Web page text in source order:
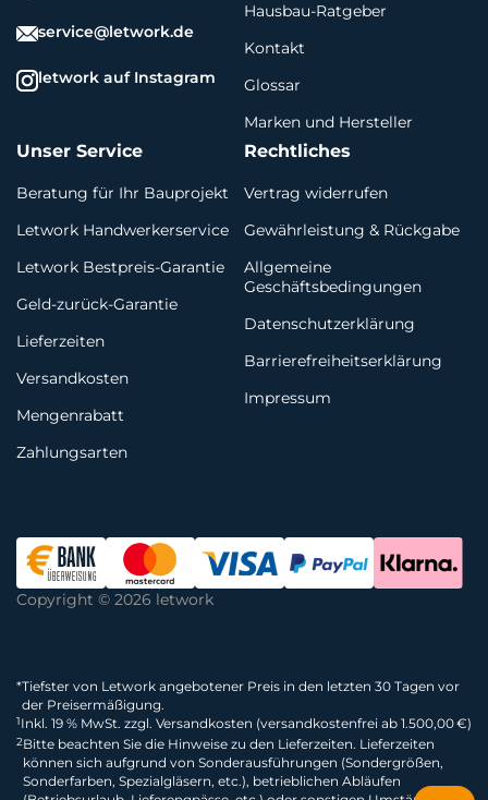
service@letwork.de
letwork auf Instagram
Hausbau-Ratgeber
Kontakt
Glossar
Marken und Hersteller
Unser Service
Beratung für Ihr Bauprojekt
Letwork Handwerkerservice
Letwork Bestpreis-Garantie
Geld-zurück-Garantie
Lieferzeiten
Versandkosten
Mengenrabatt
Zahlungsarten
Rechtliches
Vertrag widerrufen
Gewährleistung & Rückgabe
Allgemeine
Geschäftsbedingungen
Datenschutzerklärung
Barrierefreiheitserklärung
Impressum
Copyright © 2026 letwork
*Tiefster von Letwork angebotener Preis in den letzten 30 Tagen vor
der Preisermäßigung.
1Inkl. 19 % MwSt. zzgl. Versandkosten (versandkostenfrei ab 1.500,00 €)
2Bitte beachten Sie die Hinweise zu den Lieferzeiten. Lieferzeiten
können sich aufgrund von Sonderausführungen (Sondergrößen,
Sonderfarben, Spezialgläsern, etc.), betrieblichen Abläufen